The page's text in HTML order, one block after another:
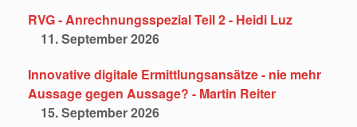
RVG - Anrechnungsspezial Teil 2 - Heidi Luz
11. September 2026
Innovative digitale Ermittlungsansätze - nie mehr
Aussage gegen Aussage? - Martin Reiter
15. September 2026